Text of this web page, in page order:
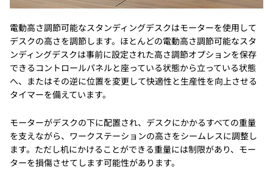
電動高さ調節可能なスタンディングデスクはモーターを使用して
デスクの高さを調節します。ほとんどの電動高さ調節可能なスタ
ンディングデスクは事前に設定された高さ調節オプションを保存
できるコントロールパネルと座っている状態から立っている状態
へ、またはその逆に位置を変更して快適性と生産性を向上させる
タイマーを備えています。
モーターがデスクの下に配置され、デスクにかかるすべての重量
を支えながら、ワークステーションの高さをシームレスに調整し
ます。ただし机にかけることができる重量には制限があり、モー
ターを損傷させてします可能性があります。